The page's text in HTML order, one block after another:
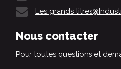
Les grands
Nous contacter
Pour toutes questions et